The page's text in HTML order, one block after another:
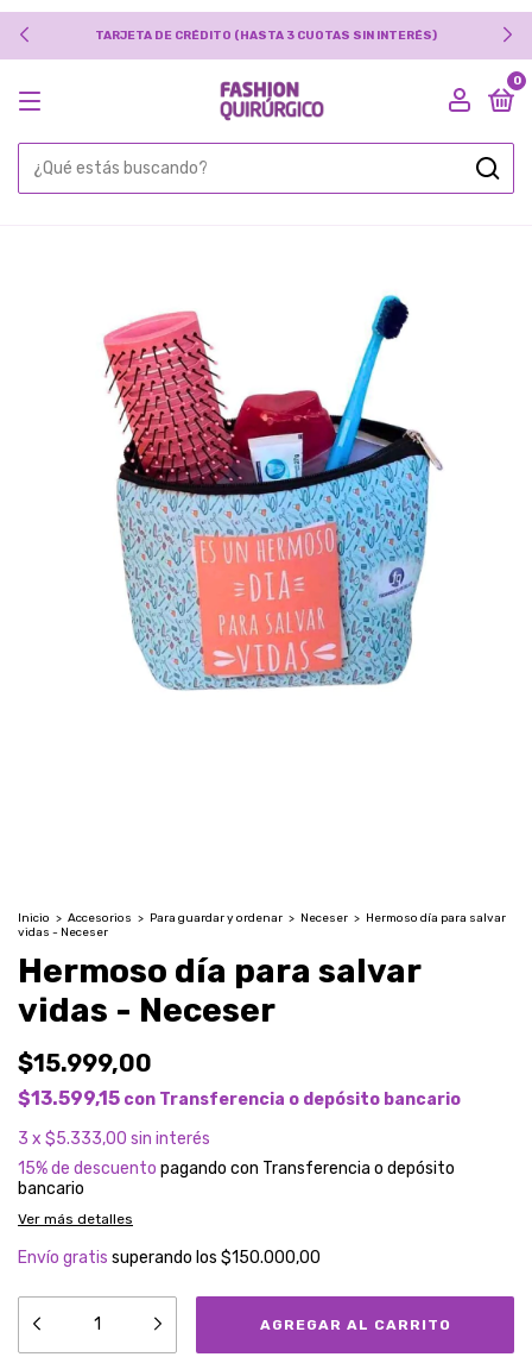
TARJETA DE CRÉDITO (HASTA 3 CUOTAS SIN INTERÉS)
0
Inicio > Accesorios > Para guardar y ordenar > Neceser > Hermoso día para salvar
vidas - Neceser
Hermoso día para salvar
vidas - Neceser
$15.999,00
$13.599,15 con Transferencia o depósito bancario
3 x $5.333,00 sin interés
15% de descuento pagando con Transferencia o depósito
bancario
Ver más detalles
Envío gratis superando los $150.000,00